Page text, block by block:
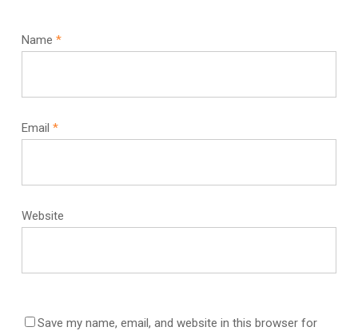
Name *
Email *
Website
Save my name, email, and website in this browser for